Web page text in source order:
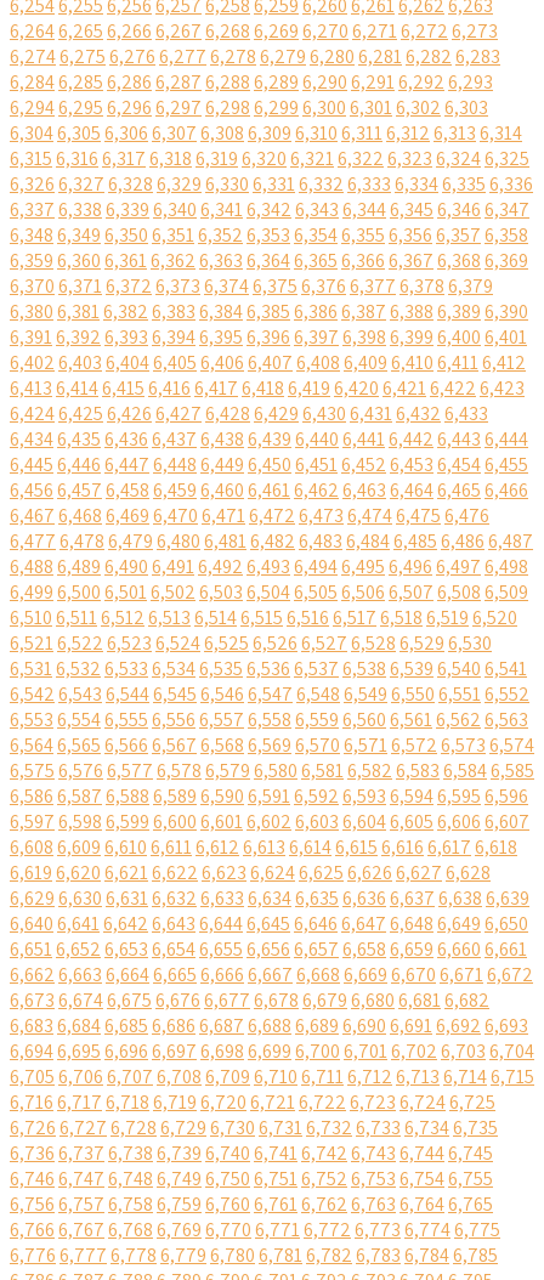
6,2546,2556,2566,2576,2586,2596,2606,2616,2626,263
6,2646,2656,2666,2676,2686,2696,2706,2716,2726,273
6,2746,2756,2766,2776,2786,2796,2806,2816,2826,283
6,2846,2856,2866,2876,2886,2896,2906,2916,2926,293
6,2946,2956,2966,2976,2986,2996,3006,3016,3026,303
6,3046,3056,3066,3076,3086,3096,3106,3116,3126,3136,314
6,3156,3166,3176,3186,3196,3206,3216,3226,3236,3246,325
6,3266,3276,3286,3296,3306,3316,3326,3336,3346,3356,336
6,3376,3386,3396,3406,3416,3426,3436,3446,3456,3466,347
6,3486,3496,3506,3516,3526,3536,3546,3556,3566,3576,358
6,3596,3606,3616,3626,3636,3646,3656,3666,3676,3686,369
6,3706,3716,3726,3736,3746,3756,3766,3776,3786,379
6,3806,3816,3826,3836,3846,3856,3866,3876,3886,3896,390
6,3916,3926,3936,3946,3956,3966,3976,3986,3996,4006,401
6,4026,4036,4046,4056,4066,4076,4086,4096,4106,4116,412
6,4136,4146,4156,4166,4176,4186,4196,4206,4216,4226,423
6,4246,4256,4266,4276,4286,4296,4306,4316,4326,433
6,4346,4356,4366,4376,4386,4396,4406,4416,4426,4436,444
6,4456,4466,4476,4486,4496,4506,4516,4526,4536,4546,455
6,4566,4576,4586,4596,4606,4616,4626,4636,4646,4656,466
6,4676,4686,4696,4706,4716,4726,4736,4746,4756,476
6,4776,4786,4796,4806,4816,4826,4836,4846,4856,4866,487
6,4886,4896,4906,4916,4926,4936,4946,4956,4966,4976,498
6,4996,5006,5016,5026,5036,5046,5056,5066,5076,5086,509
6,5106,5116,5126,5136,5146,5156,5166,5176,5186,5196,520
6,5216,5226,5236,5246,5256,5266,5276,5286,5296,530
6,5316,5326,5336,5346,5356,5366,5376,5386,5396,5406,541
6,5426,5436,5446,5456,5466,5476,5486,5496,5506,5516,552
6,5536,5546,5556,5566,5576,5586,5596,5606,5616,5626,563
6,5646,5656,5666,5676,5686,5696,5706,5716,5726,5736,574
6,5756,5766,5776,5786,5796,5806,5816,5826,5836,5846,585
6,5866,5876,5886,5896,5906,5916,5926,5936,5946,5956,596
6,5976,5986,5996,6006,6016,6026,6036,6046,6056,6066,607
6,6086,6096,6106,6116,6126,6136,6146,6156,6166,6176,618
6,6196,6206,6216,6226,6236,6246,6256,6266,6276,628
6,6296,6306,6316,6326,6336,6346,6356,6366,6376,6386,639
6,6406,6416,6426,6436,6446,6456,6466,6476,6486,6496,650
6,6516,6526,6536,6546,6556,6566,6576,6586,6596,6606,661
6,6626,6636,6646,6656,6666,6676,6686,6696,6706,6716,672
6,6736,6746,6756,6766,6776,6786,6796,6806,6816,682
6,6836,6846,6856,6866,6876,6886,6896,6906,6916,6926,693
6,6946,6956,6966,6976,6986,6996,7006,7016,7026,7036,704
6,7056,7066,7076,7086,7096,7106,7116,7126,7136,7146,715
6,7166,7176,7186,7196,7206,7216,7226,7236,7246,725
6,7266,7276,7286,7296,7306,7316,7326,7336,7346,735
6,7366,7376,7386,7396,7406,7416,7426,7436,7446,745
6,7466,7476,7486,7496,7506,7516,7526,7536,7546,755
6,7566,7576,7586,7596,7606,7616,7626,7636,7646,765
6,7666,7676,7686,7696,7706,7716,7726,7736,7746,775
6,7766,7776,7786,7796,7806,7816,7826,7836,7846,785